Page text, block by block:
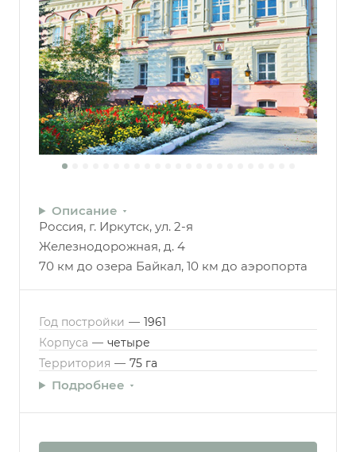
Описание
Россия, г. Иркутск, ул. 2-я
Железнодорожная, д. 4
70 км до озера Байкал, 10 км до аэропорта
Год постройки — 1961
Корпуса — четыре
Территория — 75 га
Подробнее